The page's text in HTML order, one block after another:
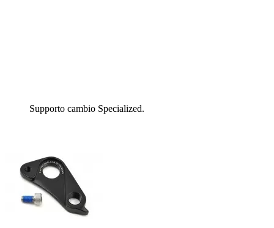
Supporto cambio Specialized.